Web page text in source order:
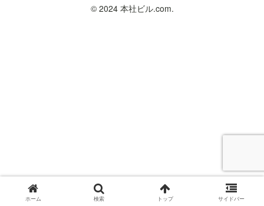
© 2024 本社ビル.com.
ホーム 検索 トップ サイドバー